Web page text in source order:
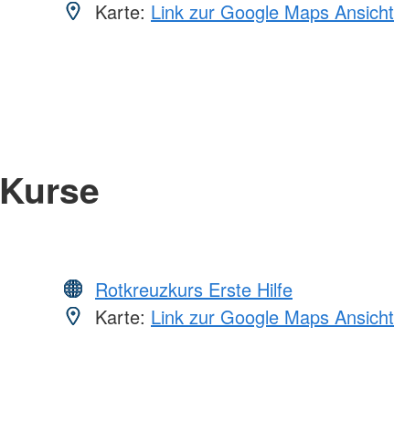
Karte: Link zur Google Maps Ansicht
Kurse
Rotkreuzkurs Erste Hilfe
Karte: Link zur Google Maps Ansicht